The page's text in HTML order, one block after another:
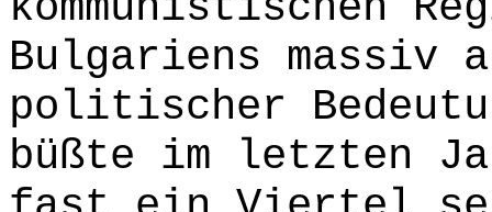
Bulgariens massiv
politischer
büßte im letzten